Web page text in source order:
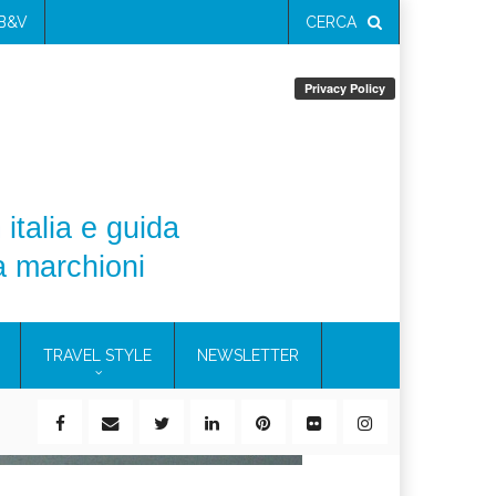
CERCA
italia e guida
marchioni
TRAVEL STYLE NEWSLETTER